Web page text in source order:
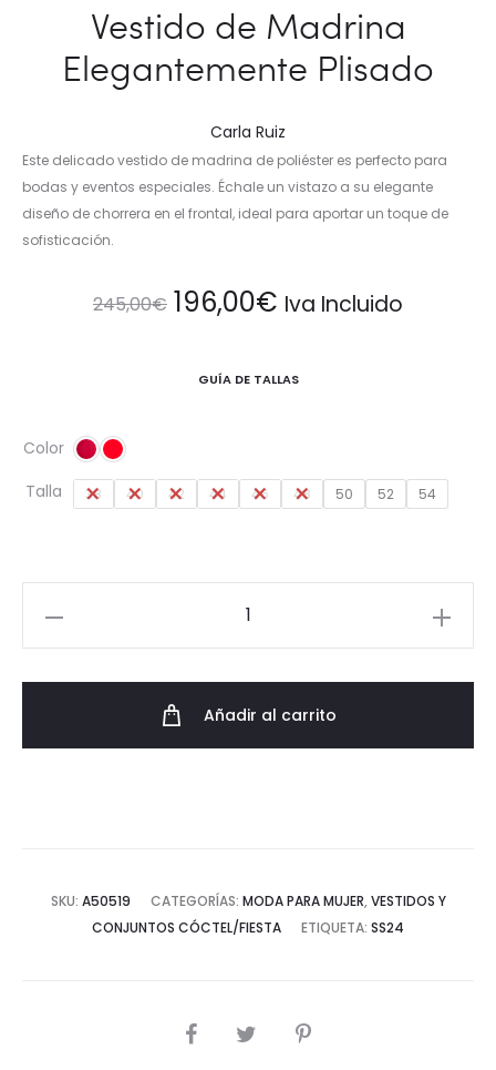
Vestido de Madrina
Elegantemente Plisado
Carla Ruiz
Este delicado vestido de madrina de poliéster es perfecto para
bodas y eventos especiales. Échale un vistazo a su elegante
diseño de chorrera en el frontal, ideal para aportar un toque de
sofisticación.
245,00€ El
245,00€.
196,00€ El
196,00€.
Iva Incluido
GUÍA DE TALLAS
Color
Talla
38 40 42 44 46 48 50 52 54
Añadir al carrito
SKU: A50519 CATEGORÍAS: MODA PARA MUJER, VESTIDOS Y
CONJUNTOS CÓCTEL/FIESTA
ETIQUETA: SS24
COMPARTIR